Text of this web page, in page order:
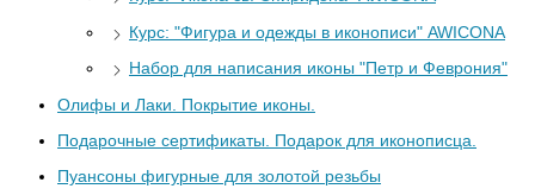
Курс: "Фигура и одежды в иконописи" AWICONA
Набор для написания иконы "Петр и Феврония"
Олифы и Лаки. Покрытие иконы.
Подарочные сертификаты. Подарок для иконописца.
Пуансоны фигурные для золотой резьбы